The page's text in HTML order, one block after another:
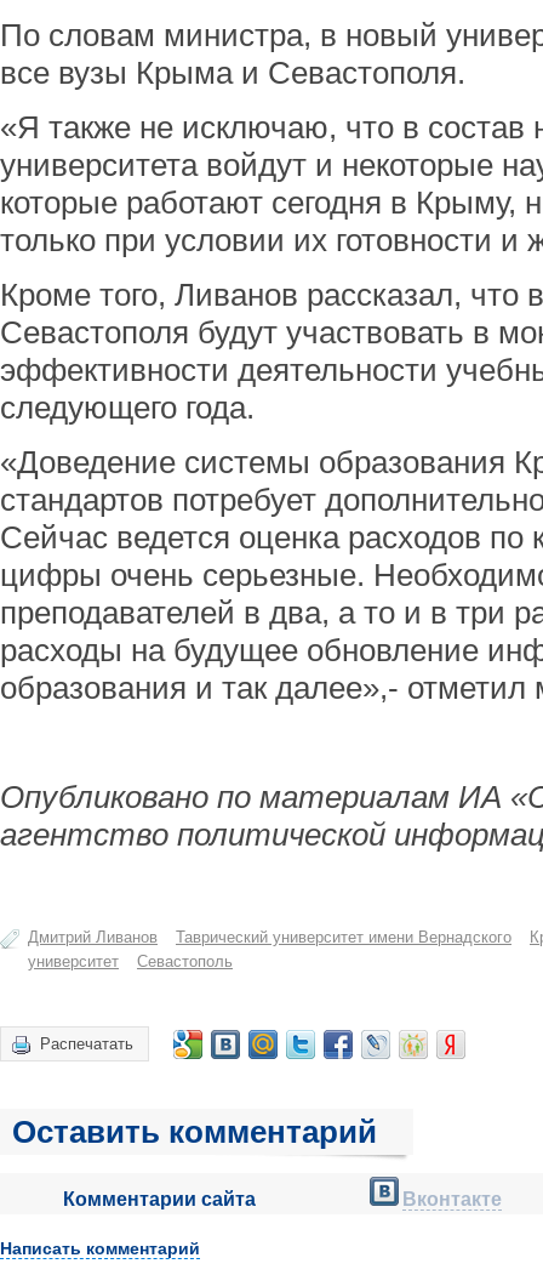
По словам министра, в новый
все вузы Крыма и Севастополя.
«Я также не исключаю, что в состав
университета войдут и некоторые
которые работают сегодня в Крыму,
только при условии их готовности
Кроме того, Ливанов рассказал, что
Севастополя будут участвовать в
эффективности деятельности
следующего года.
«Доведение системы образования
стандартов потребует
Сейчас ведется оценка расходов по
цифры очень серьезные.
преподавателей в два, а то и в три
расходы на будущее обновление
образования и так далее»,- отметил
Опубликовано по материалам ИА
агентство политической
Дмитрий Ливанов Таврический университет имени Вернадского
университет
Севастополь
Распечатать
Оставить комментарий
Комментарии сайта Вконтакте
Написать комментарий